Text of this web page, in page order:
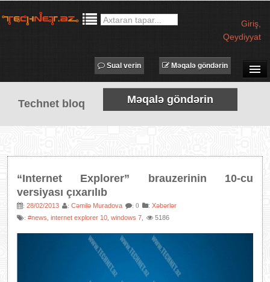
Giriş
Qeydiyyat
SUAL-CAVAB
TECHNET TV
MƏQALƏLƏR
AVADANLIQLAR
XƏBƏRLƏR
Məqalə göndərin
Sual verin
Technet bloq Məqalə göndərin
“Internet Explorer” brauzerinin 10-cu
versiyası çıxarılıb
: 28/02/2013 : Cəmilə Muradova : 0 : Xəbərlər
: #news internet explorer 10 windows 7 5186